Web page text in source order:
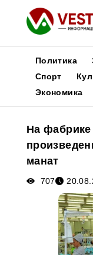
Новости
Медиа
Афиша
Политика
Спорт
Экономика
На фабрике
манат
707